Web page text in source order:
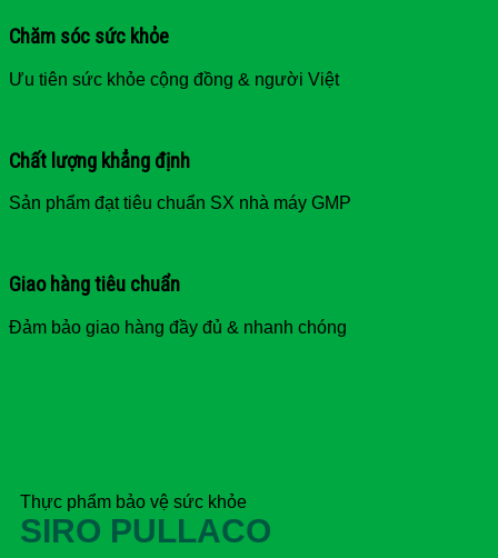
Chăm sóc sức khỏe
Ưu tiên sức khỏe cộng đồng & người Việt
Chất lượng khẳng định
Sản phẩm đạt tiêu chuẩn SX nhà máy GMP
Giao hàng tiêu chuẩn
Đảm bảo giao hàng đầy đủ & nhanh chóng
Thực phẩm bảo vệ sức khỏe
SIRO PULLACO